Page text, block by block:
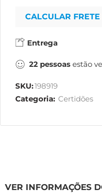
CALCULAR
Entrega
22 pessoas estão
SKU:198919
Categoria: Certidões
VER INFORMAÇÕES